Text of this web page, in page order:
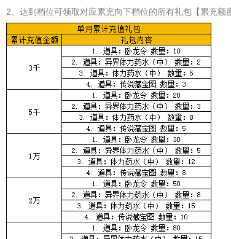
2、达到档位可领取对应累充向下档位的所有礼包【累充额